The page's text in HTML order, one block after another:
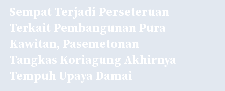
Sempat Terjadi Perseteruan
Terkait Pembangunan Pura
Kawitan, Pasemetonan
Tangkas Koriagung Akhirnya
Tempuh Upaya Damai